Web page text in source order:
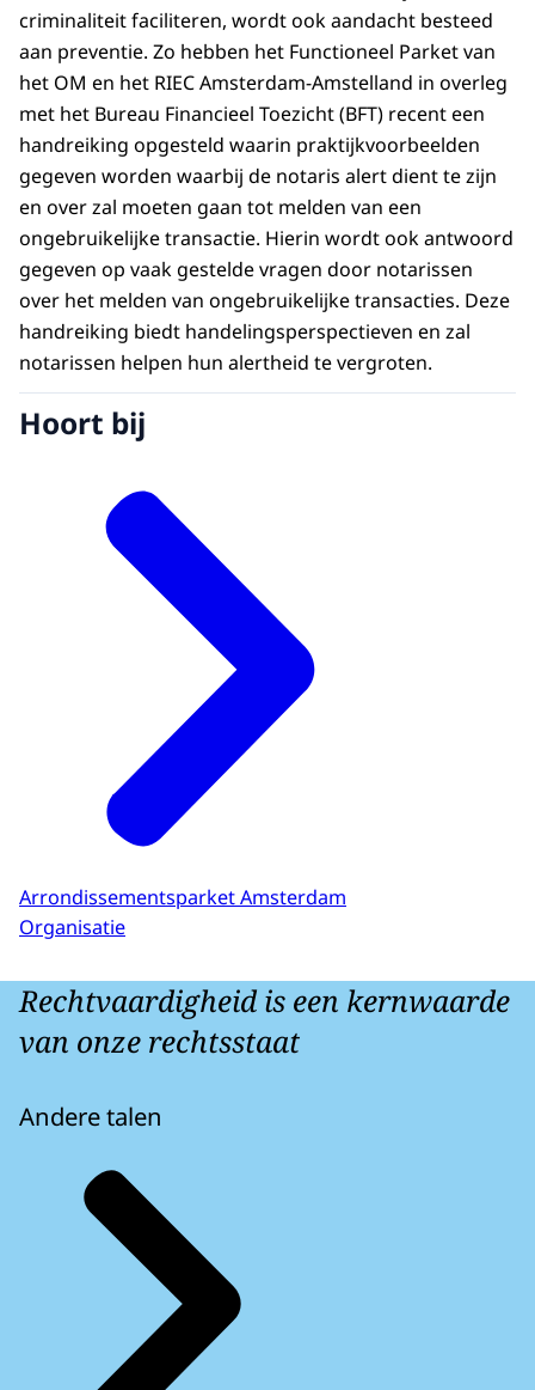
criminaliteit faciliteren, wordt ook aandacht besteed
aan preventie. Zo hebben het Functioneel Parket van
het OM en het RIEC Amsterdam-Amstelland in overleg
met het Bureau Financieel Toezicht (BFT) recent een
handreiking opgesteld waarin praktijkvoorbeelden
gegeven worden waarbij de notaris alert dient te zijn
en over zal moeten gaan tot melden van een
ongebruikelijke transactie. Hierin wordt ook antwoord
gegeven op vaak gestelde vragen door notarissen
over het melden van ongebruikelijke transacties. Deze
handreiking biedt handelingsperspectieven en zal
notarissen helpen hun alertheid te vergroten.
Hoort bij
Arrondissementsparket Amsterdam
Organisatie
Rechtvaardigheid is een kernwaarde
van onze rechtsstaat
Andere talen